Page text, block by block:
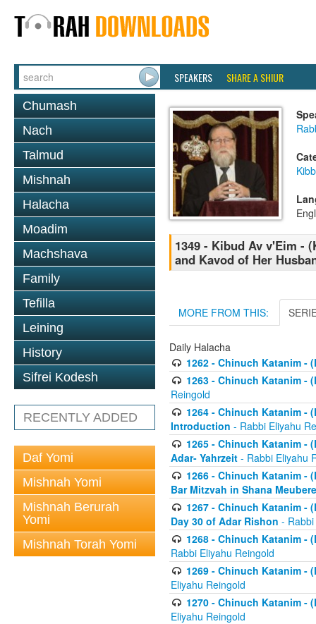
SPEAKERS SHARE A SHIUR
Chumash
Nach
Talmud
Mishnah
Halacha
Moadim
Machshava
Family
Tefilla
Leining
History
Sifrei Kodesh
RECENTLY ADDED
Daf Yomi
Mishnah Yomi
Mishnah Berurah
Yomi
Mishnah Torah Yomi
1349 - Kibud Av v'Eim -
and Kavod of Her
MORE FROM THIS:
Daily Halacha
1262 - Chinuch Katanim -
1263 - Chinuch Katanim -
Reingold
1264 - Chinuch Katanim -
Introduction - Rabbi Eliyahu
1265 - Chinuch Katanim -
Adar- Yahrzeit - Rabbi Eliyahu
1266 - Chinuch Katanim -
Bar Mitzvah in Shana
1267 - Chinuch Katanim -
Day 30 of Adar Rishon -
1268 - Chinuch Katanim -
Rabbi Eliyahu Reingold
1269 - Chinuch Katanim -
Eliyahu Reingold
1270 - Chinuch Katanim -
Eliyahu Reingold